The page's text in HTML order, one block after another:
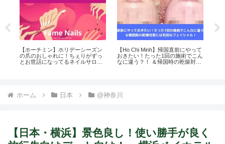
【ホーチミン】ホリデーシーズン
の爪のおしゃれに！ちぇりがずっ
とお世話になってるネイルサロン
【Ho Chi Minh】帰国直前にやって
おきたい！たった1回の施術でこん
なに違う？！ ＆帰国時の乾燥対策
ホーム 日本 @神奈川
【日本・横浜】景色良し！使い勝手が良く